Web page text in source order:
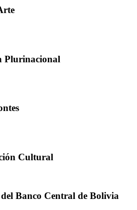
Plurinacional
Cultural
Banco Central de Bolivia